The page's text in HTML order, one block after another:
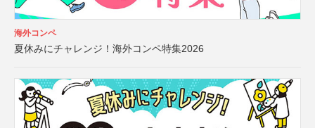
海外コンペ
夏休みにチャレンジ！海外コンペ特集2026